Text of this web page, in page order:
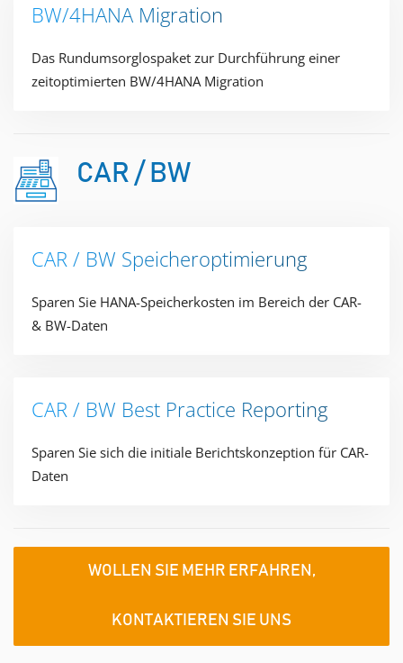
BW/4HANA​ Migration
Das Rundumsorglospaket zur Durchführung einer
zeitoptimierten BW/4HANA Migration​
CAR / BW​
CAR / BW​ Speicheroptimierung
Sparen Sie HANA-Speicherkosten im Bereich der CAR-
& BW-Daten
CAR / BW​ Best Practice Reporting​
Sparen Sie sich die initiale Berichtskonzeption für CAR-
Daten
WOLLEN SIE MEHR ERFAHREN,
KONTAKTIEREN SIE UNS